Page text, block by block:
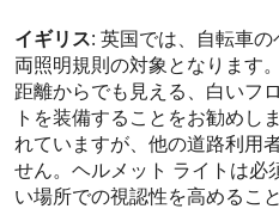
イギリス: 英国では、自転車
両照明規則の対象となります
距離からでも見える、白いフ
トを装備することをお勧めし
れていますが、他の道路利用
せん。ヘルメット ライトは必
い場所での視認性を高めるこ